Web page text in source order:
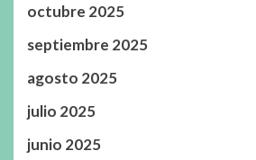
octubre 2025
septiembre 2025
agosto 2025
julio 2025
junio 2025